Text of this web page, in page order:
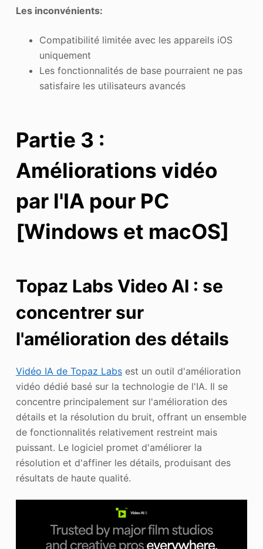
Les inconvénients:
Compatibilité limitée avec les appareils iOS
uniquement
Les fonctionnalités de base pourraient ne pas
satisfaire les utilisateurs avancés
Partie 3 :
Améliorations vidéo
par l'IA pour PC
[Windows et macOS]
Topaz Labs Video AI : se
concentrer sur
l'amélioration des détails
Vidéo IA de Topaz Labsest un outil d'amélioration
vidéo dédié basé sur la technologie de l'IA. Il se
concentre principalement sur l'amélioration des
détails et la résolution du bruit, offrant un ensemble
de fonctionnalités relativement restreint mais
puissant. Le logiciel promet d'améliorer la
résolution et d'affiner les détails, produisant des
résultats de haute qualité.